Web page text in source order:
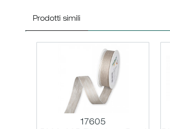
Prodotti simili
17605